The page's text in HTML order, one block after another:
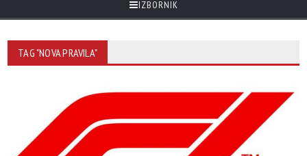
IZBORNIK
TAG "NOVA PRAVILA"